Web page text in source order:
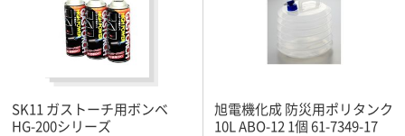
SK11 ガストーチ用ボンベ
HG-200シリーズ
旭電機化成 防災用ポリタンク
10L ABO-12 1個 61-7349-17